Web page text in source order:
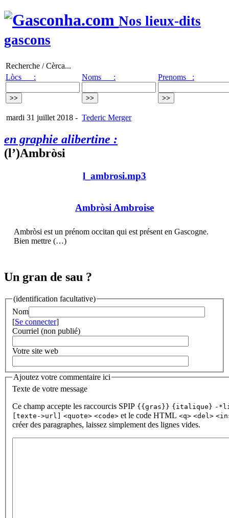
Nos lieux-dits
gascons
Recherche / Cèrca...
Lòcs :
Noms : Prenoms :
mardi 31 juillet 2018 - Tederic Merger
en graphie alibertine :
(l’)Ambròsi
l_ambrosi.mp3
Ambròsi Ambroise
Ambròsi est un prénom occitan qui est présent en Gascogne.
Bien mettre (…)
Un gran de sau ?
(identification facultative)
Nom
[Se connecter]
Courriel (non publié)
Votre site web
Ajoutez votre commentaire ici
Texte de votre message
Ce champ accepte les raccourcis SPIP {{gras}} {italique} -
[texte->url]
<quote> <code> et le code HTML <q> <del>
créer des paragraphes, laissez simplement des lignes vides.